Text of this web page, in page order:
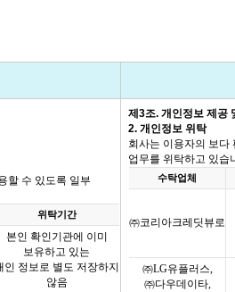
할 수 있도록 일부
위탁기간
본인 확인기관에 이미
보유하고 있는
인 정보로 별도 저장하지
않음
제 3조. 개인정보 제공
2. 개인정보 위탁
회사는 이용자의 보다
업무를 위탁하고 있습
수탁업체
㈜코리아크레딧뷰로
㈜LG유플러스,
㈜다우데이타,